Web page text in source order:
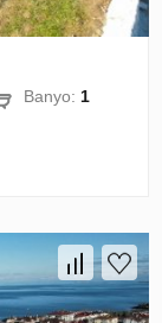
Banyo: 1